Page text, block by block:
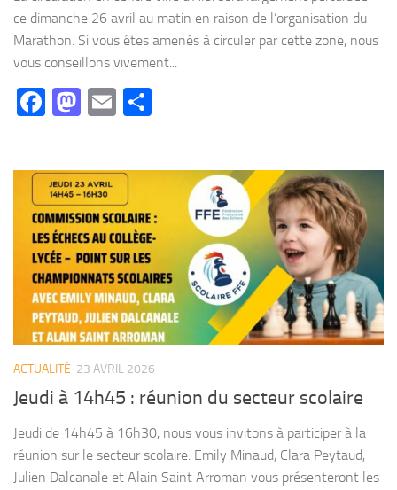
ce dimanche 26 avril au matin en raison de l’organisation du
Marathon. Si vous êtes amenés à circuler par cette zone, nous
vous conseillons vivement...
Facebook
Mastodon
Email
ACTUALITÉ 23 AVRIL 2026
Jeudi à 14h45 : réunion du secteur scolaire
Jeudi de 14h45 à 16h30, nous vous invitons à participer à la
réunion sur le secteur scolaire. Emily Minaud, Clara Peytaud,
Julien Dalcanale et Alain Saint Arroman vous présenteront les